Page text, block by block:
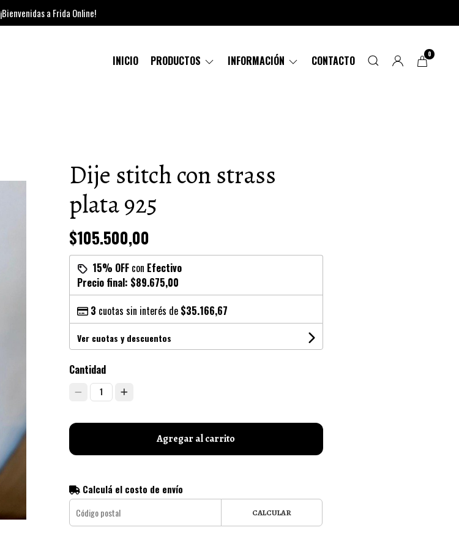
¡Bienvenidas a Frida Online!
INICIO PRODUCTOS INFORMACIÓN CONTACTO 0
Dije stitch con strass
plata 925
$105.500,00
15% OFFcon Efectivo
Precio final: $89.675,00
3 cuotas sin interés de $35.166,67
Ver cuotas y descuentos
Cantidad
1
Agregar al carrito
Calculá el costo de envío
CALCULAR